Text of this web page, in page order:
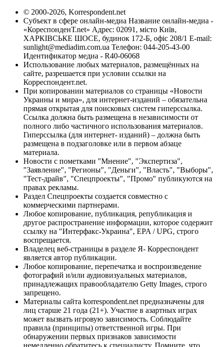
© 2000-2026, Korrespondent.net
Субъект в сфере онлайн-медиа Название онлайн-медиа -
«КореспонденТ.net» Адрес: 02091, місто Київ,
ХАРКІВСЬКЕ ШОСЕ, будинок 172-Б, офіс 208/1 E-mail:
sunlight@mediadim.com.ua Телефон: 044-205-43-00
Идентификатор медиа - R40-06068
Использование любых материалов, размещённых на
сайте, разрешается при условии ссылки на
Корреспондент.net.
При копировании материалов со страницы «Новости
Украины и мира», для интернет-изданий – обязательна
прямая открытая для поисковых систем гиперссылка.
Ссылка должна быть размещена в независимости от
полного либо частичного использования материалов.
Гиперссылка (для интернет- изданий) – должна быть
размещена в подзаголовке или в первом абзаце
материала.
Новости с пометками "Мнение", "Экспертиза",
"Заявление", "Регионы", "Деньги", "Власть", "Выборы",
"Тест-драйв", "Спецпроекты", "Промо" публикуются на
правах рекламы.
Раздел Спецпроекты создается совместно с
коммерческими партнерами.
Любое копирование, публикация, републикация и
другое распространение информации, которое содержит
ссылку на "Интерфакс-Украина", EPA / UPG, строго
воспрещается.
Владелец веб-страницы в разделе Я- Корреспондент
является автор публикации.
Любое копирование, перепечатка и воспроизведение
фотографий и/или аудиовизуальных материалов,
принадлежащих правообладателю Getty Images, строго
запрещено.
Материалы сайта korrespondent.net предназначены для
лиц старше 21 года (21+). Участие в азартных играх
может вызвать игровую зависимость. Соблюдайте
правила (принципы) ответственной игры. При
обнаружении первых признаков зависимости
немедленно обратитесь к специалисту. Помните, что